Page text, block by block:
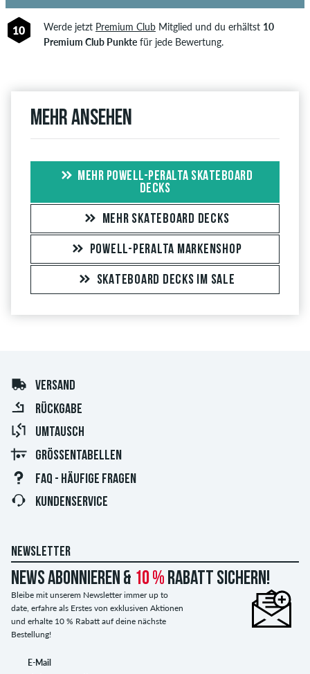
10 Werde jetzt Premium ClubMitglied und du erhältst 10
Premium Club Punktefür jede Bewertung.
Mehr ansehen
MEHR POWELL-PERALTA SKATEBOARD
DECKS
MEHR SKATEBOARD DECKS
POWELL-PERALTA MARKENSHOP
SKATEBOARD DECKS IM SALE
VERSAND
RÜCKGABE
UMTAUSCH
GRÖSSENTABELLEN
FAQ - HÄUFIGE FRAGEN
KUNDENSERVICE
NEWSLETTER
News abonnieren & 10 % Rabatt sichern!
Bleibe mit unserem Newsletter immer up to
date, erfahre als Erstes von exklusiven Aktionen
und erhalte 10 % Rabatt auf deine nächste
Bestellung!
E-Mail